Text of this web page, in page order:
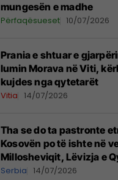
mungesën e madhe
Përfaqësueset 10/07/2026
Prania e shtuar e
lumin Morava në Viti,
kujdes nga qytetarët
Vitia 14/07/2026
Tha se do ta pastronte
Kosovën po të ishte në
Millosheviqit, Lëvizja e
të Lirë në Serbi kërkon
Serbia 14/07/2026